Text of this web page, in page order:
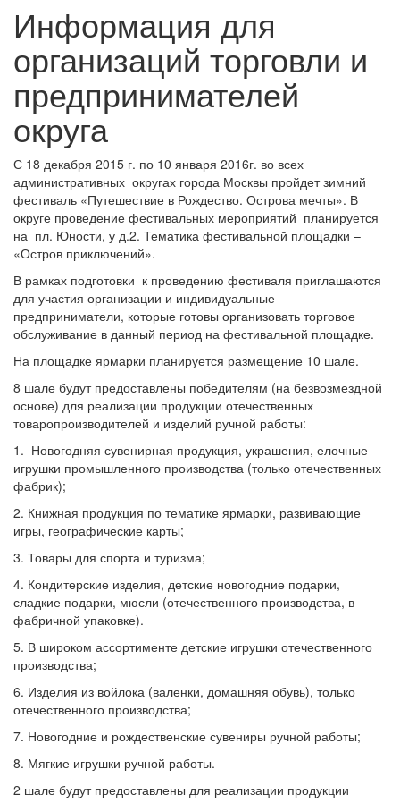
Информация для
организаций торговли и
предпринимателей
округа
С 18 декабря 2015 г. по 10 января 2016г. во всех
административных округах города Москвы пройдет зимний
фестиваль «Путешествие в Рождество. Острова мечты». В
округе проведение фестивальных мероприятий планируется
на пл. Юности, у д.2. Тематика фестивальной площадки –
«Остров приключений».
В рамках подготовки к проведению фестиваля приглашаются
для участия организации и индивидуальные
предприниматели, которые готовы организовать торговое
обслуживание в данный период на фестивальной площадке.
На площадке ярмарки планируется размещение 10 шале.
8 шале будут предоставлены победителям (на безвозмездной
основе) для реализации продукции отечественных
товаропроизводителей и изделий ручной работы:
1. Новогодняя сувенирная продукция, украшения, елочные
игрушки промышленного производства (только отечественных
фабрик);
2. Книжная продукция по тематике ярмарки, развивающие
игры, географические карты;
3. Товары для спорта и туризма;
4. Кондитерские изделия, детские новогодние подарки,
сладкие подарки, мюсли (отечественного производства, в
фабричной упаковке).
5. В широком ассортименте детские игрушки отечественного
производства;
6. Изделия из войлока (валенки, домашняя обувь), только
отечественного производства;
7. Новогодние и рождественские сувениры ручной работы;
8. Мягкие игрушки ручной работы.
2 шале будут предоставлены для реализации продукции